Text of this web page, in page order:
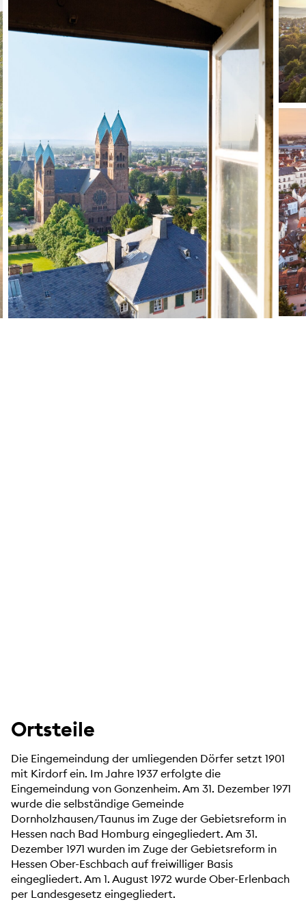
Ortsteile
Die Eingemeindung der umliegenden Dörfer setzt 1901
mit Kirdorf ein. Im Jahre 1937 erfolgte die
Eingemeindung von Gonzenheim. Am 31. Dezember 1971
wurde die selbständige Gemeinde
Dornholzhausen/Taunus im Zuge der Gebietsreform in
Hessen nach Bad Homburg eingegliedert. Am 31.
Dezember 1971 wurden im Zuge der Gebietsreform in
Hessen Ober-Eschbach auf freiwilliger Basis
eingegliedert. Am 1. August 1972 wurde Ober-Erlenbach
per Landesgesetz eingegliedert.